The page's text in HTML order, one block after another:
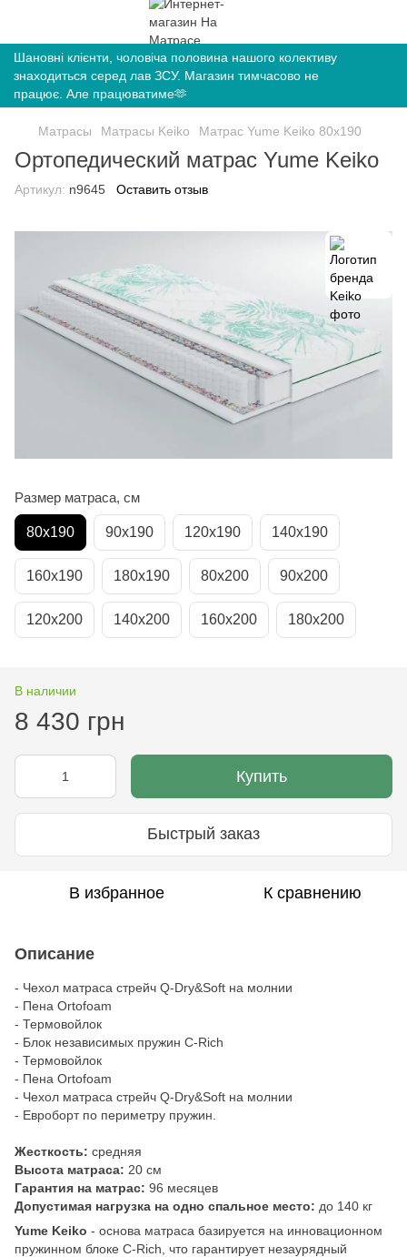
Шановні клієнти, чоловіча половина нашого колективу
знаходиться серед лав ЗСУ. Магазин тимчасово не
працює. Але працюватиме🫶
Матрасы Матрасы Keiko Матрас Yume Keiko 80х190
Ортопедический матрас Yume Keiko
Артикул: n9645 Оставить отзыв
Размер матраса, см
80х190 90х190 120х190 140х190
160х190 180х190 80х200 90х200
120х200 140х200 160х200 180х200
В наличии
8 430 грн
Купить
Быстрый заказ
В избранное К сравнению
Описание
- Чехол матраса стрейч Q-Dry&Soft на молнии
- Пена Ortofoam
- Термовойлок
- Блок независимых пружин C-Rich
- Термовойлок
- Пена Ortofoam
- Чехол матраса стрейч Q-Dry&Soft на молнии
- Евроборт по периметру пружин.
Жесткость: средняя
Высота матраса: 20 см
Гарантия на матрас: 96 месяцев
Допустимая нагрузка на одно спальное место: до 140 кг
Yume Keiko - основа матраса базируется на инновационном
пружинном блоке C-Rich, что гарантирует незаурядный